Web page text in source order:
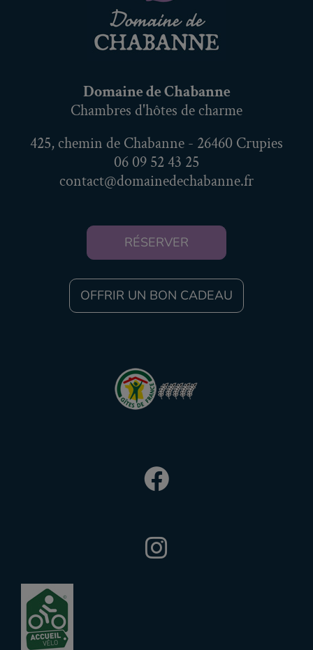
Domaine de Chabanne
Chambres d'hôtes de charme
425, chemin de Chabanne - 26460 Crupies
06 09 52 43 25
contact@domainedechabanne.fr
RÉSERVER
OFFRIR UN BON CADEAU